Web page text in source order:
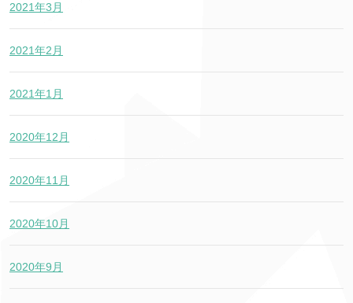
2021年3月
2021年2月
2021年1月
2020年12月
2020年11月
2020年10月
2020年9月